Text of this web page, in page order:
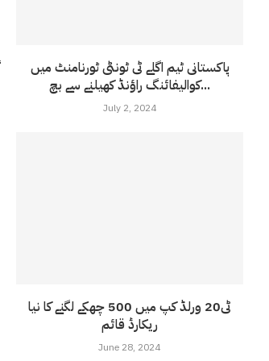
پاکستانی ٹیم اگلے ٹی ٹونٹی ٹورنامنٹ میں
کوالیفائنگ راؤنڈ کھیلنے سے بچ...
July 2, 2024
ٹی20 ورلڈ کپ میں 500 چھکے لگنے کا نیا
ریکارڈ قائم
June 28, 2024